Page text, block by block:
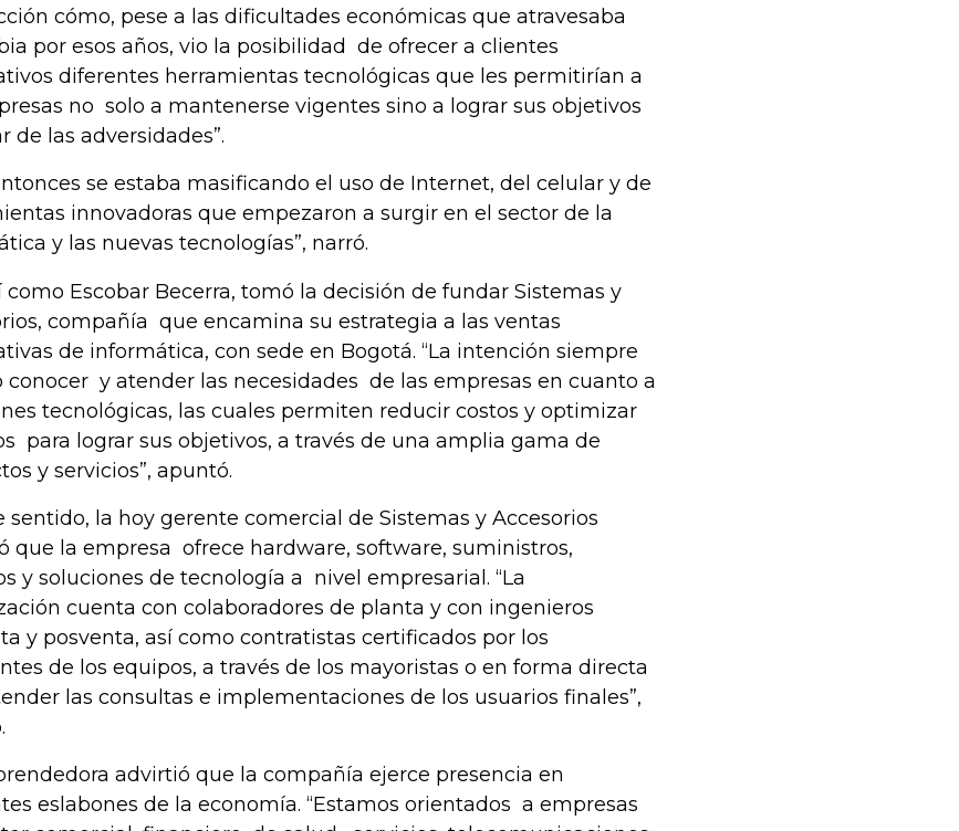
cómo, pese a las dificultades económicas que atravesaba
por esos años, vio la posibilidad de ofrecer a clientes
diferentes herramientas tecnológicas que les permitirían a
no solo a mantenerse vigentes sino a lograr sus objetivos
de las adversidades”.
se estaba masificando el uso de Internet, del celular y de
innovadoras que empezaron a surgir en el sector de la
y las nuevas tecnologías”, narró.
como Escobar Becerra, tomó la decisión de fundar Sistemas y
compañía que encamina su estrategia a las ventas
de informática, con sede en Bogotá. “La intención siempre
conocer y atender las necesidades de las empresas en cuanto a
tecnológicas, las cuales permiten reducir costos y optimizar
para lograr sus objetivos, a través de una amplia gama de
y servicios”, apuntó.
sentido, la hoy gerente comercial de Sistemas y Accesorios
que la empresa ofrece hardware, software, suministros,
y soluciones de tecnología a nivel empresarial. “La
cuenta con colaboradores de planta y con ingenieros
y posventa, así como contratistas certificados por los
de los equipos, a través de los mayoristas o en forma directa
las consultas e implementaciones de los usuarios finales”,
advirtió que la compañía ejerce presencia en
eslabones de la economía. “Estamos orientados a empresas